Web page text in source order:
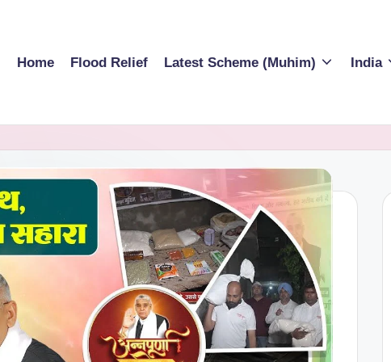
Home Flood Relief Latest Scheme (Muhim) India